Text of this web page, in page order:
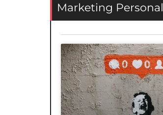
Marketing Personal